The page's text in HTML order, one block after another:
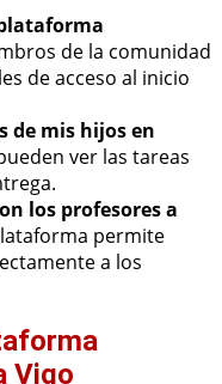
de la comunidad
de acceso al inicio
de mis hijos en
ver las tareas
los profesores a
permite
a los
Vigo